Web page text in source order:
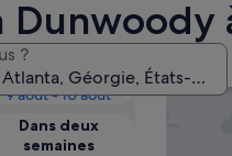
Dunwoody
?
Demain
9 août - 10 août
Dans deux
semaines
Le